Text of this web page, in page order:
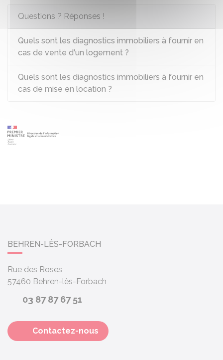
Questions ? Réponses !
Quels sont les diagnostics immobiliers à fournir en
cas de vente d'un logement ?
Quels sont les diagnostics immobiliers à fournir en
cas de mise en location ?
BEHREN-LÈS-FORBACH
Rue des Roses
57460 Behren-lès-Forbach
03 87 87 67 51
Contactez-nous